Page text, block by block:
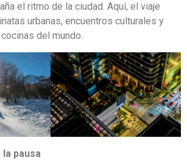
el ritmo de la ciudad. Aquí, el viaje
urbanas, encuentros culturales y
del mundo.
pausa